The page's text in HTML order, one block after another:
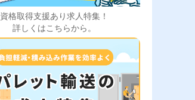
資格取得支援あり求人特集！
詳しくはこちらから。